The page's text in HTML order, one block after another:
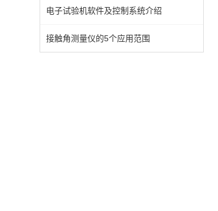
电子试验机软件及控制系统介绍
接触角测量仪的5个应用范围